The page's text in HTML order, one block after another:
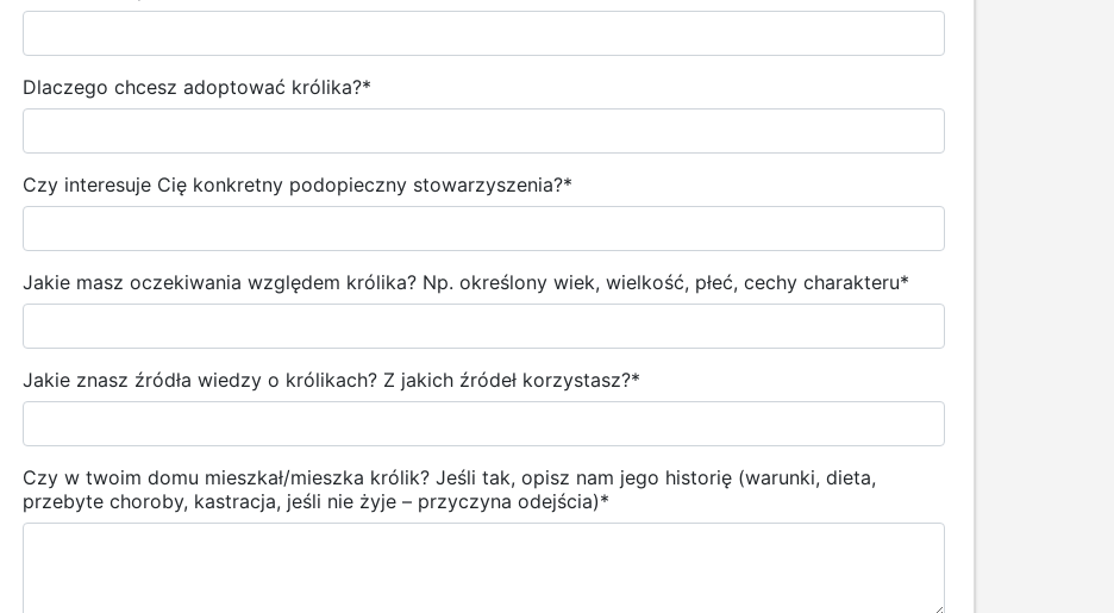
Dlaczego chcesz adoptować królika?*
Czy interesuje Cię konkretny podopieczny stowarzyszenia?*
Jakie masz oczekiwania względem królika? Np. określony wiek, wielkość, płeć, cechy charakteru*
Jakie znasz źródła wiedzy o królikach? Z jakich źródeł korzystasz?*
Czy w twoim domu mieszkał/mieszka królik? Jeśli tak, opisz nam jego historię (warunki, dieta,
przebyte choroby, kastracja, jeśli nie żyje – przyczyna odejścia)*